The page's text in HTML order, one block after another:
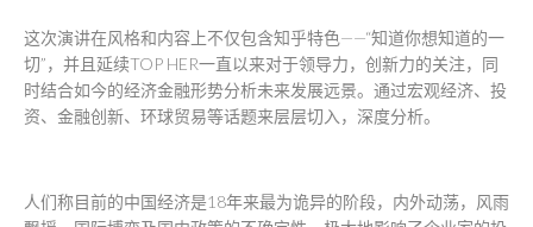
这次演讲在风格和内容上不仅包含知乎特色——“知道你想知道的一
切”，并且延续TOP HER一直以来对于领导力，创新力的关注，同
时结合如今的经济金融形势分析未来发展远景。通过宏观经济、投
资、金融创新、环球贸易等话题来层层切入，深度分析。
人们称目前的中国经济是18年来最为诡异的阶段，内外动荡，风雨